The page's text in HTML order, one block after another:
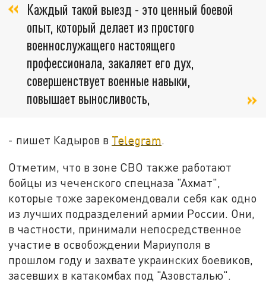
Каждый такой выезд - это ценный боевой
опыт, который делает из простого
военнослужащего настоящего
профессионала, закаляет его дух,
совершенствует военные навыки,
повышает выносливость,
- пишет Кадыров в Telegram.
Отметим, что в зоне СВО также работают
бойцы из чеченского спецназа "Ахмат",
которые тоже зарекомендовали себя как одно
из лучших подразделений армии России. Они,
в частности, принимали непосредственное
участие в освобождении Мариуполя в
прошлом году и захвате украинских боевиков,
засевших в катакомбах под "Азовсталью".